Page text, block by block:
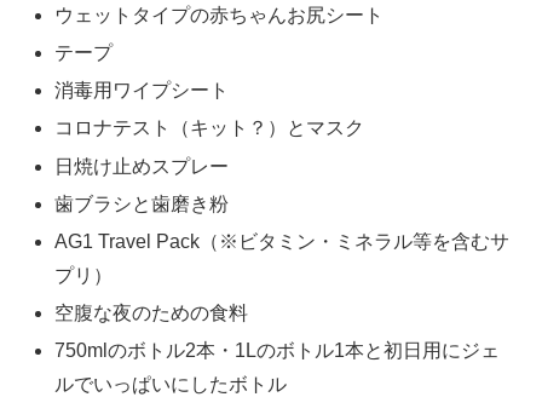
ウェットタイプの赤ちゃんお尻シート
テープ
消毒用ワイプシート
コロナテスト（キット？）とマスク
日焼け止めスプレー
歯ブラシと歯磨き粉
AG1 Travel Pack（※ビタミン・ミネラル等を含むサ
プリ）
空腹な夜のための食料
750mlのボトル2本・1Lのボトル1本と初日用にジェ
ルでいっぱいにしたボトル